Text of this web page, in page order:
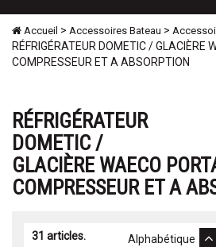
Accueil > Accessoires Bateau >
RÉFRIGÉRATEUR DOMETIC / GLACIÈRE
COMPRESSEUR ET A ABSORPTION
RÉFRIGÉRATEUR
DOMETIC /
GLACIÈRE WAECO
COMPRESSEUR ET A
31 articles. Alphabétique